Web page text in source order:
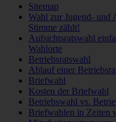
Sitemap
Wahl zur Jugend- und
Stimme zählt!
Aufsichtsratswahl
Wahlorte
Betriebsratswahl
Ablauf einer
Briefwahl
Kosten der Briefwahl
Betriebswahl vs.
Briefwahlen in Zeiten